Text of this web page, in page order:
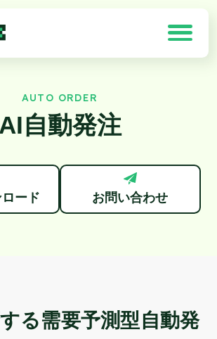
特徴
題
AUTO ORDER
AI自動発注
ード お問い合わせ
る需要予測型自動発